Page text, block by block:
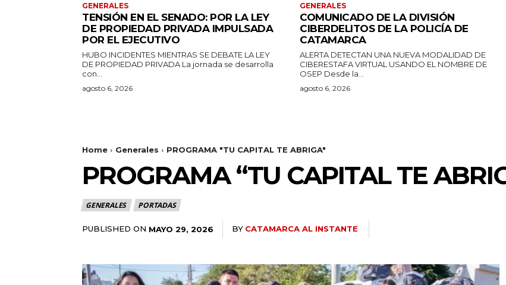
GENERALES
TENSIÓN EN EL SENADO: POR LA LEY
DE PROPIEDAD PRIVADA IMPULSADA
POR EL EJECUTIVO
HUBO INCIDENTES MIENTRAS SE DEBATE LA LEY
DE PROPIEDAD PRIVADA La jornada se desarrolla
con...
agosto 6, 2026
GENERALES
COMUNICADO DE LA DIVISIÓN
CIBERDELITOS DE LA POLICÍA DE
CATAMARCA
ALERTA DETECTAN UNA NUEVA MODALIDAD DE
CIBERESTAFA VIRTUAL USANDO EL NOMBRE DE
OSEP Desde la...
agosto 6, 2026